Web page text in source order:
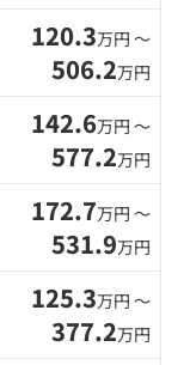
120.3万円 〜
506.2万円
142.6万円 〜
577.2万円
172.7万円 〜
531.9万円
125.3万円 〜
377.2万円